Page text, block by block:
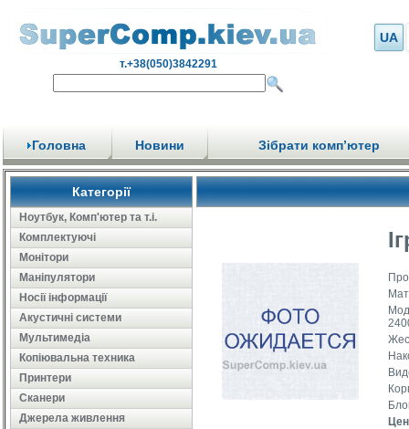
т.+38(050)3842291
UA
Головна Новини Зібрати комп’ютер
Категорії
Ноутбук, Комп'ютер та т.і.
Комплектуючі
Монітори
Маніпулятори
Носії інформації
Акустичні системи
Мультимедіа
Копіювальна техника
Принтери
Сканери
Джерела живлення